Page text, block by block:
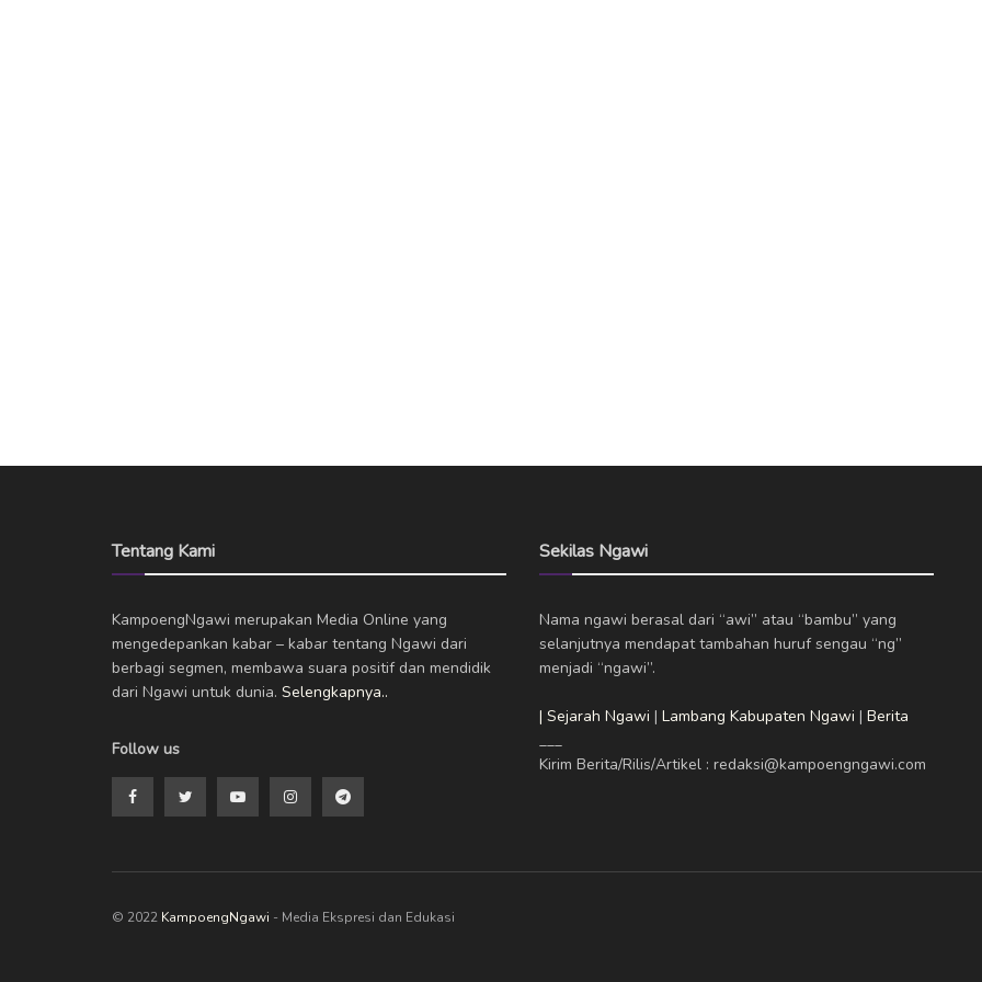
Tentang Kami
KampoengNgawi merupakan Media Online yang
mengedepankan kabar – kabar tentang Ngawi dari
berbagi segmen, membawa suara positif dan mendidik
dari Ngawi untuk dunia. Selengkapnya..
Follow us
Sekilas Ngawi
Nama ngawi berasal dari “awi” atau “bambu” yang
selanjutnya mendapat tambahan huruf sengau “ng”
menjadi “ngawi”.
| Sejarah Ngawi | Lambang Kabupaten Ngawi | Berita
___
Kirim Berita/Rilis/Artikel : redaksi@kampoengngawi.com
© 2022 KampoengNgawi - Media Ekspresi dan Edukasi